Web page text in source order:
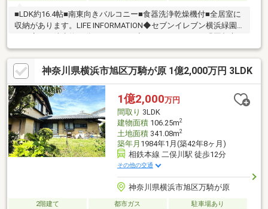
■LDK約16.4帖■南東向きバルコニー■食器洗浄乾燥機付■全居室に
収納があります。LIFE INFORMATION◆セブンイレブン横浜緑園6
丁目店 ：徒歩約11分 （850m）◇そうてつローゼン緑園都市
店 ：徒歩約11分 （815m）◆横浜市立緑園義務教育学
校 ：徒歩約7分 （595m）◇緑園なえば保育
園 ：徒歩約5分 （395m）◆緑園都市駅前郵
便局 ：徒歩約9分 （700m）
神奈川県横浜市旭区万騎が原 1億2,000万円 3LDK
1億2,000万円
間取り 3LDK
建物面積106.25m2
土地面積341.08m2
築年月 1984年1月(築42年8ヶ月)
相鉄本線 二俣川駅 徒歩12分
その他の交通
神奈川県横浜市旭区万騎が原
2階建て 都市ガス
駐車場あり